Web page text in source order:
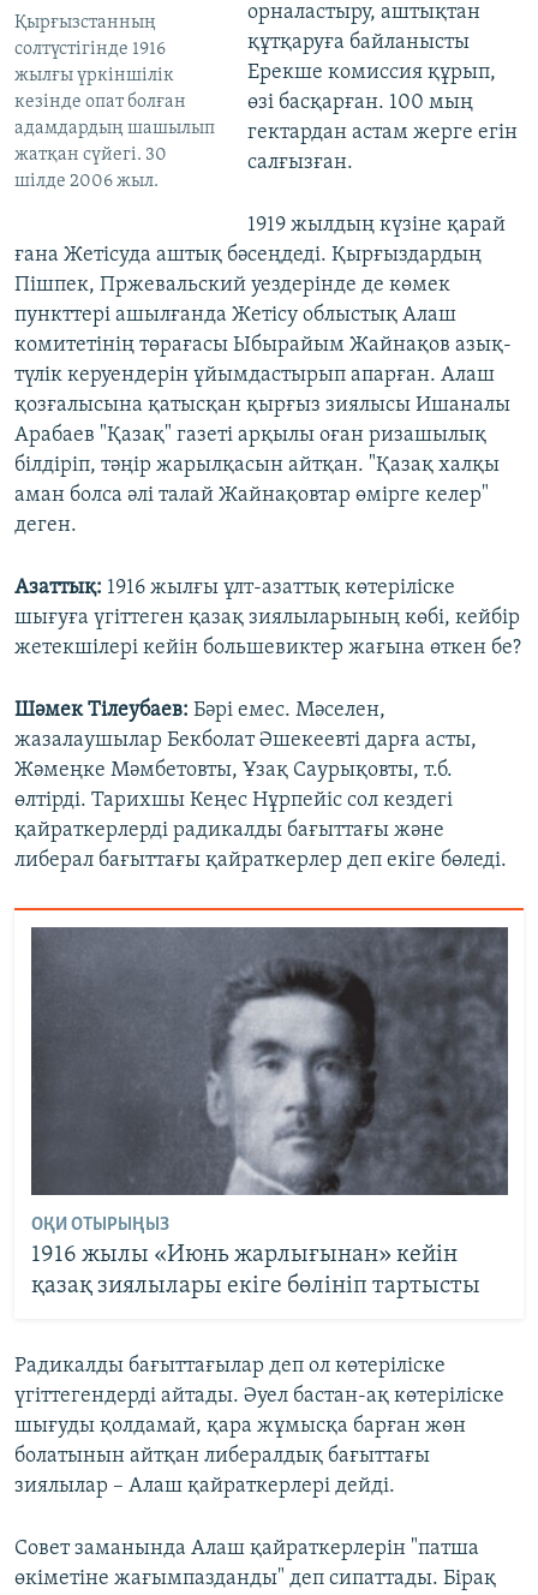
Қырғызстанның
солтүстігінде 1916
жылғы үркіншілік
кезінде опат болған
адамдардың шашылып
жатқан сүйегі. 30
шілде 2006 жыл.
орналастыру, аштықтан
құтқаруға байланысты
Ерекше комиссия құрып,
өзі басқарған. 100 мың
гектардан астам жерге егін
салғызған.
1919 жылдың күзіне қарай
ғана Жетісуда аштық бәсеңдеді. Қырғыздардың
Пішпек, Пржевальский уездерінде де көмек
пункттері ашылғанда Жетісу облыстық Алаш
комитетінің төрағасы Ыбырайым Жайнақов азық-
түлік керуендерін ұйымдастырып апарған. Алаш
қозғалысына қатысқан қырғыз зиялысы Ишаналы
Арабаев "Қазақ" газеті арқылы оған ризашылық
білдіріп, тәңір жарылқасын айтқан. "Қазақ халқы
аман болса әлі талай Жайнақовтар өмірге келер"
деген.
Азаттық: 1916 жылғы ұлт-азаттық көтеріліске
шығуға үгіттеген қазақ зиялыларының көбі, кейбір
жетекшілері кейін большевиктер жағына өткен бе?
Шәмек Тілеубаев: Бәрі емес. Мәселен,
жазалаушылар Бекболат Әшекеевті дарға асты,
Жәмеңке Мәмбетовты, Ұзақ Саурықовты, т.б.
өлтірді. Тарихшы Кеңес Нұрпейіс сол кездегі
қайраткерлерді радикалды бағыттағы және
либерал бағыттағы қайраткерлер деп екіге бөледі.
ОҚИ ОТЫРЫҢЫЗ
1916 жылы «Июнь жарлығынан» кейін
қазақ зиялылары екіге бөлініп тартысты
Радикалды бағыттағылар деп ол көтеріліске
үгіттегендерді айтады. Әуел бастан-ақ көтеріліске
шығуды қолдамай, қара жұмысқа барған жөн
болатынын айтқан либералдық бағыттағы
зиялылар – Алаш қайраткерлері дейді.
Совет заманында Алаш қайраткерлерін "патша
өкіметіне жағымпазданды" деп сипаттады. Бірақ